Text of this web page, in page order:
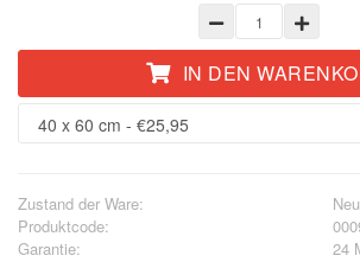
IN DEN
Zustand der Ware:
Neu
Produktcode:
Garantie:
24